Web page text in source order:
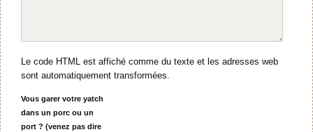
Le code HTML est affiché comme du texte et les adresses web
sont automatiquement transformées.
Vous garer votre yatch
dans un porc ou un
port ? (venez pas dire